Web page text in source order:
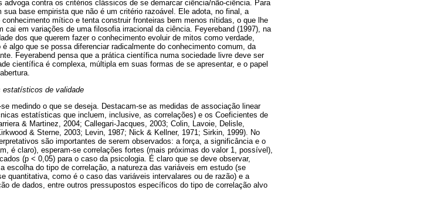
contra os critérios clássicos de se demarcar ciência/não-ciência. Para
base empirista que não é um critério razoável. Ele adota, no final, a
mítico e tenta construir fronteiras bem menos nítidas, o que lhe
em variações de uma filosofia irracional da ciência. Feyereband (1997), na
dos que querem fazer o conhecimento evoluir de mitos como verdade,
algo que se possa diferenciar radicalmente do conhecimento comum, da
Feyerabend pensa que a prática científica numa sociedade livre deve ser
científica é complexa, múltipla em suas formas de se apresentar, e o papel
estatísticos de validade
medindo o que se deseja. Destacam-se as medidas de associação linear
estatísticas que incluem, inclusive, as correlações) e os Coeficientes de
& Martinez, 2004; Callegari-Jacques, 2003; Colin, Lavoie, Delisle,
& Sterne, 2003; Levin, 1987; Nick & Kellner, 1971; Sirkin, 1999). No
são importantes de serem observados: a força, a significância e o
é claro), esperam-se correlações fortes (mais próximas do valor 1, possível),
(p < 0,05) para o caso da psicologia. É claro que se deve observar,
escolha do tipo de correlação, a natureza das variáveis em estudo (se
quantitativa, como é o caso das variáveis intervalares ou de razão) e a
de dados, entre outros pressupostos específicos do tipo de correlação alvo